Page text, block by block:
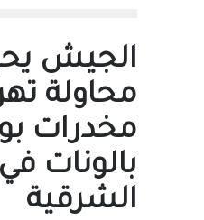
الجيش
محاولة
مخدرات
بالونات
الشرقية